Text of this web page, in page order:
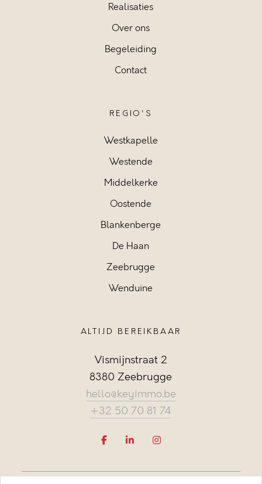
Realisaties
Over ons
Begeleiding
Contact
REGIO'S
Westkapelle
Westende
Middelkerke
Oostende
Blankenberge
De Haan
Zeebrugge
Wenduine
ALTIJD BEREIKBAAR
Vismijnstraat 2
8380 Zeebrugge
hello@keyimmo.be
+32 50 70 81 74